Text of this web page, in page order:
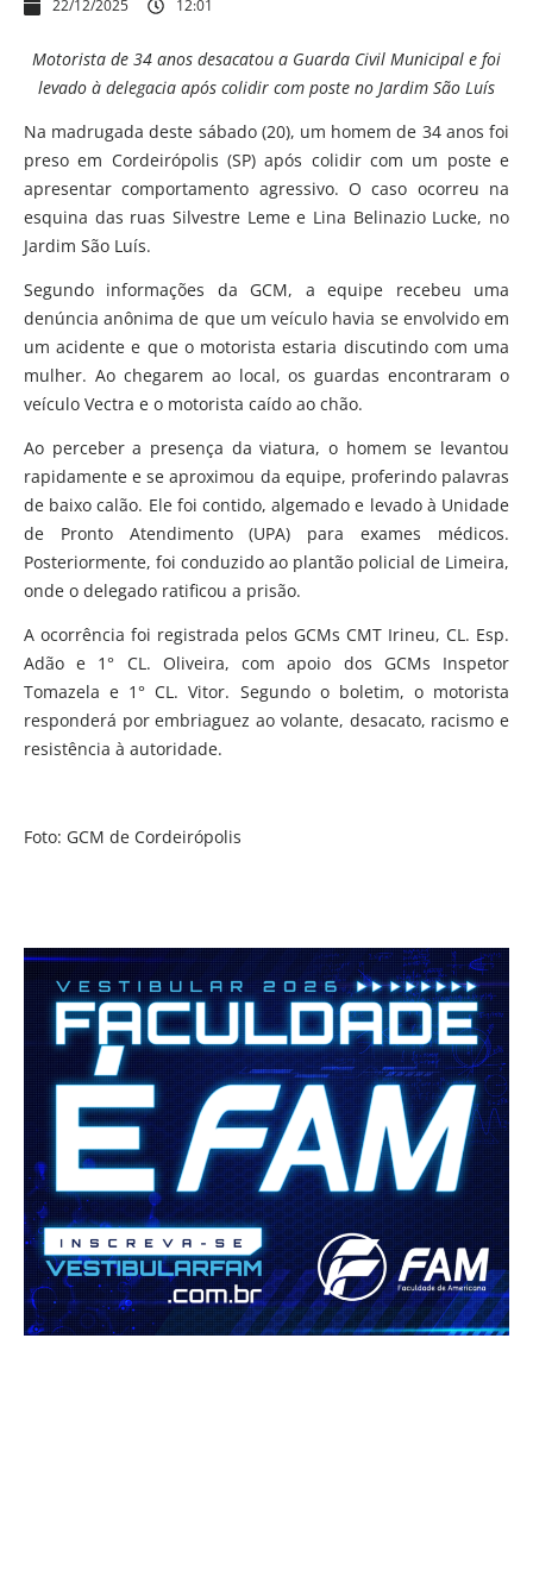
22/12/2025 12:01
Motorista de 34 anos desacatou a Guarda Civil Municipal e foi
levado à delegacia após colidir com poste no Jardim São Luís
Na madrugada deste sábado (20), um homem de 34 anos foi
preso em Cordeirópolis (SP) após colidir com um poste e
apresentar comportamento agressivo. O caso ocorreu na
esquina das ruas Silvestre Leme e Lina Belinazio Lucke, no
Jardim São Luís.
Segundo informações da GCM, a equipe recebeu uma
denúncia anônima de que um veículo havia se envolvido em
um acidente e que o motorista estaria discutindo com uma
mulher. Ao chegarem ao local, os guardas encontraram o
veículo Vectra e o motorista caído ao chão.
Ao perceber a presença da viatura, o homem se levantou
rapidamente e se aproximou da equipe, proferindo palavras
de baixo calão. Ele foi contido, algemado e levado à Unidade
de Pronto Atendimento (UPA) para exames médicos.
Posteriormente, foi conduzido ao plantão policial de Limeira,
onde o delegado ratificou a prisão.
A ocorrência foi registrada pelos GCMs CMT Irineu, CL. Esp.
Adão e 1° CL. Oliveira, com apoio dos GCMs Inspetor
Tomazela e 1° CL. Vitor. Segundo o boletim, o motorista
responderá por embriaguez ao volante, desacato, racismo e
resistência à autoridade.
Foto: GCM de Cordeirópolis